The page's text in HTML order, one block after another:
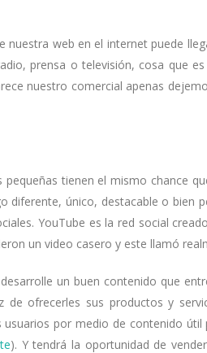
web en el internet puede
prensa o televisión, cosa que
nuestro comercial apenas
tienen el mismo chance
diferente, único, destacable o bien
YouTube es la red social
un video casero y este llamó
un buen contenido que
ofrecerles sus productos y
por medio de contenido útil
). Y tendrá la oportunidad de